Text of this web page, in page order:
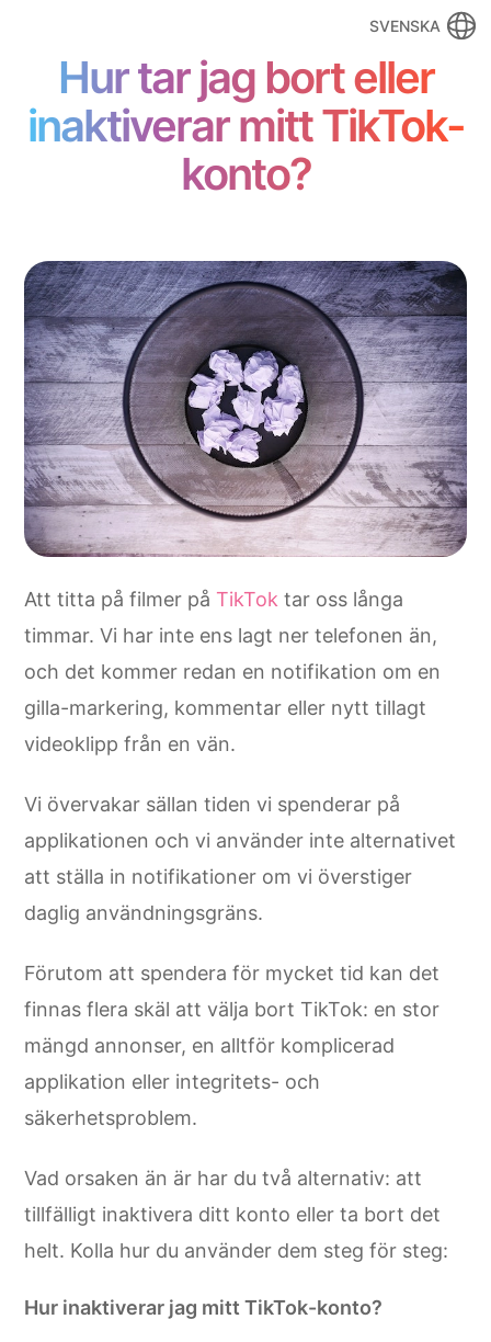
SVENSKA
Hur tar jag bort eller
inaktiverar mitt TikTok-
konto?
Att titta på filmer på TikTok tar oss långa
timmar. Vi har inte ens lagt ner telefonen än,
och det kommer redan en notifikation om en
gilla-markering, kommentar eller nytt tillagt
videoklipp från en vän.
Vi övervakar sällan tiden vi spenderar på
applikationen och vi använder inte alternativet
att ställa in notifikationer om vi överstiger
daglig användningsgräns.
Förutom att spendera för mycket tid kan det
finnas flera skäl att välja bort TikTok: en stor
mängd annonser, en alltför komplicerad
applikation eller integritets- och
säkerhetsproblem.
Vad orsaken än är har du två alternativ: att
tillfälligt inaktivera ditt konto eller ta bort det
helt. Kolla hur du använder dem steg för steg:
Hur inaktiverar jag mitt TikTok-konto?